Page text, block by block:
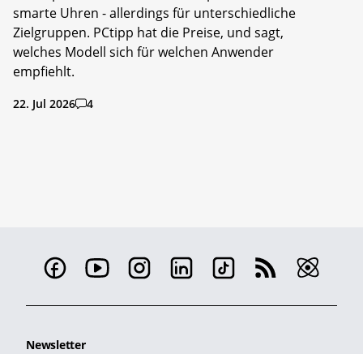
smarte Uhren - allerdings für unterschiedliche
Zielgruppen. PCtipp hat die Preise, und sagt,
welches Modell sich für welchen Anwender
empfiehlt.
22. Jul 2026 4
Newsletter